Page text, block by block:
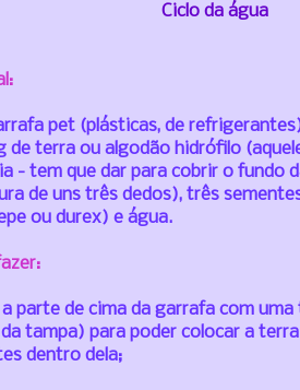
Ciclo da água
pet (plásticas, de
de terra ou algodão hidrófilo
- tem que dar para cobrir o fundo
de uns três dedos), três
ou durex) e água.
parte de cima da garrafa com
tampa) para poder colocar a
dentro dela;